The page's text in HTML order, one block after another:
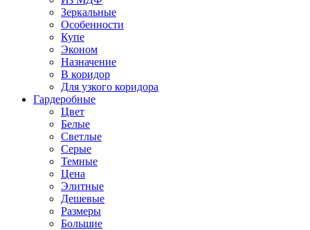
Зеркальные
Особенности
Купе
Эконом
Назначение
В коридор
Для узкого коридора
Гардеробные
Цвет
Белые
Светлые
Серые
Темные
Цена
Элитные
Дешевые
Размеры
Большие